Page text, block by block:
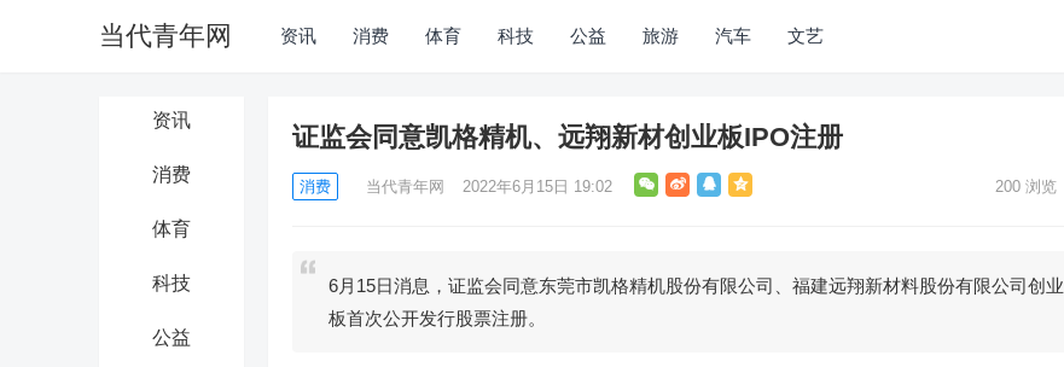
当代青年网 资讯 消费 体育 科技 公益 旅游 汽车 文艺
资讯
消费
体育
科技
公益
证监会同意凯格精机、远翔新材创业板IPO注册
消费 当代青年网 2022年6月15日 19:02 200 浏览
6月15日消息，证监会同意东莞市凯格精机股份有限公司、福建远翔新材料股份有限公司创业
板首次公开发行股票注册。